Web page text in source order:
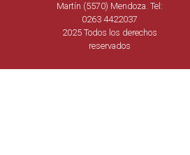
Martín (5570) Mendoza. Tel:
0263 4422037
2025 Todos los derechos
reservados